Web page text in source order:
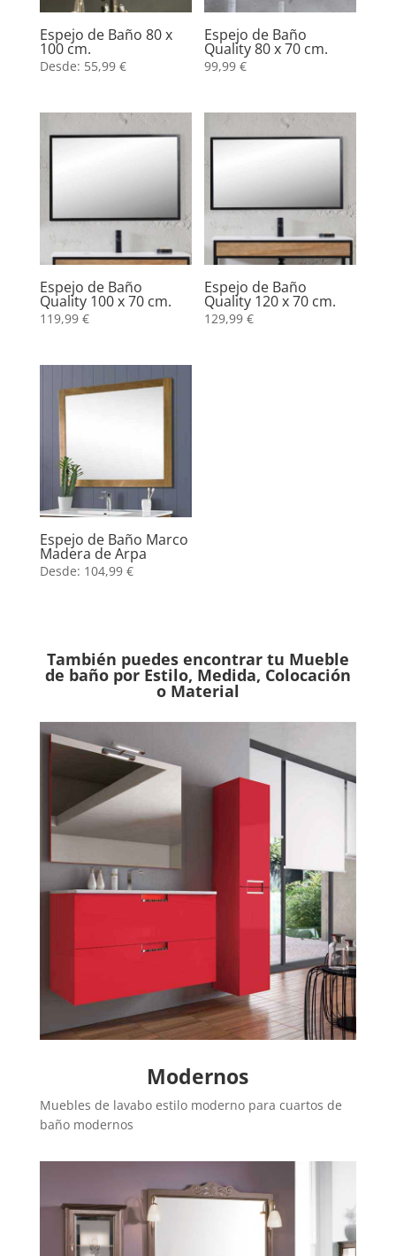
Espejo de Baño 80 x
100 cm.
Desde: 55,99 €
Espejo de Baño
Quality 80 x 70 cm.
99,99€
Espejo de Baño
Quality 100 x 70 cm.
119,99 €
Espejo de Baño
Quality 120 x 70 cm.
129,99€
Espejo de Baño Marco
Madera de Arpa
Desde: 104,99 €
También puedes encontrar tu Mueble
de baño por Estilo, Medida, Colocación
o Material
Modernos
Muebles de lavabo estilo moderno para cuartos de
baño modernos